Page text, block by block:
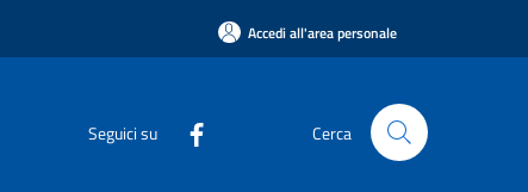
Accedi all'area personale
Seguici su Cerca